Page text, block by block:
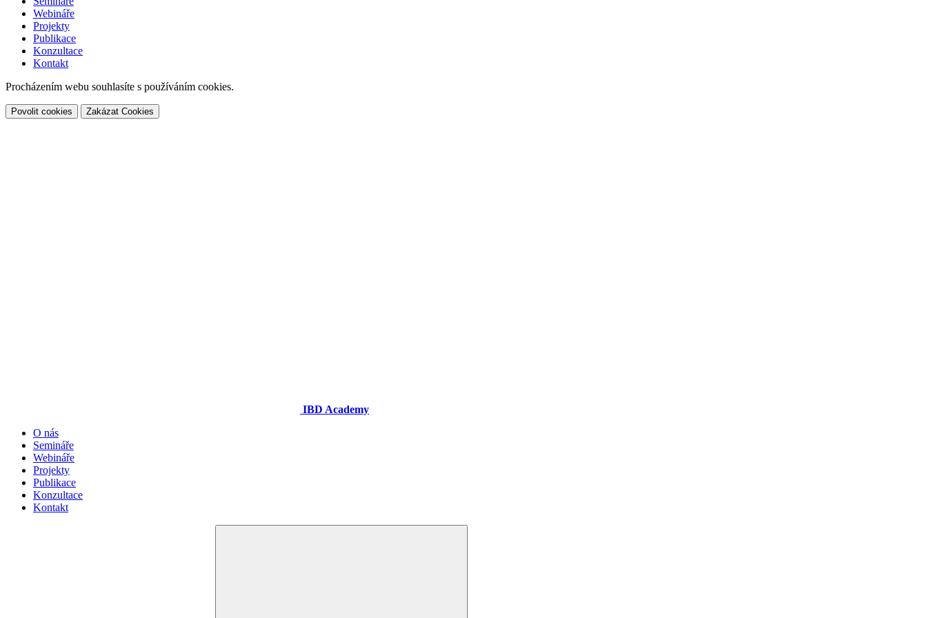
Webináře
Projekty
Publikace
Konzultace
Kontakt
Procházením webu souhlasíte s používáním cookies.
Povolit cookies Zakázat Cookies
IBD Academy
O nás
Semináře
Webináře
Projekty
Publikace
Konzultace
Kontakt